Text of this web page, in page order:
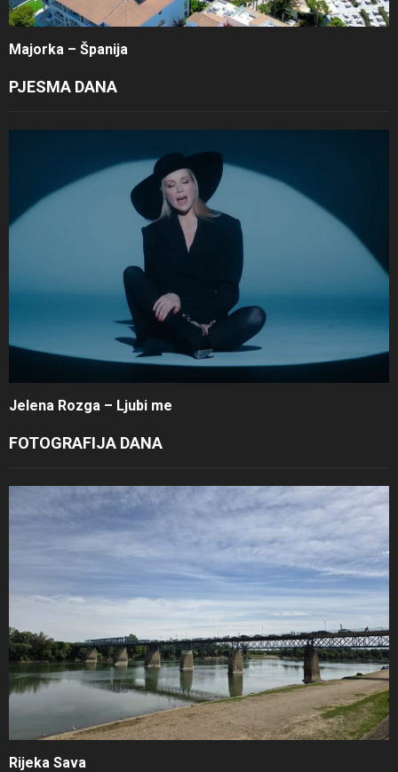
Majorka – Španija
PJESMA DANA
Jelena Rozga – Ljubi me
FOTOGRAFIJA DANA
Rijeka Sava